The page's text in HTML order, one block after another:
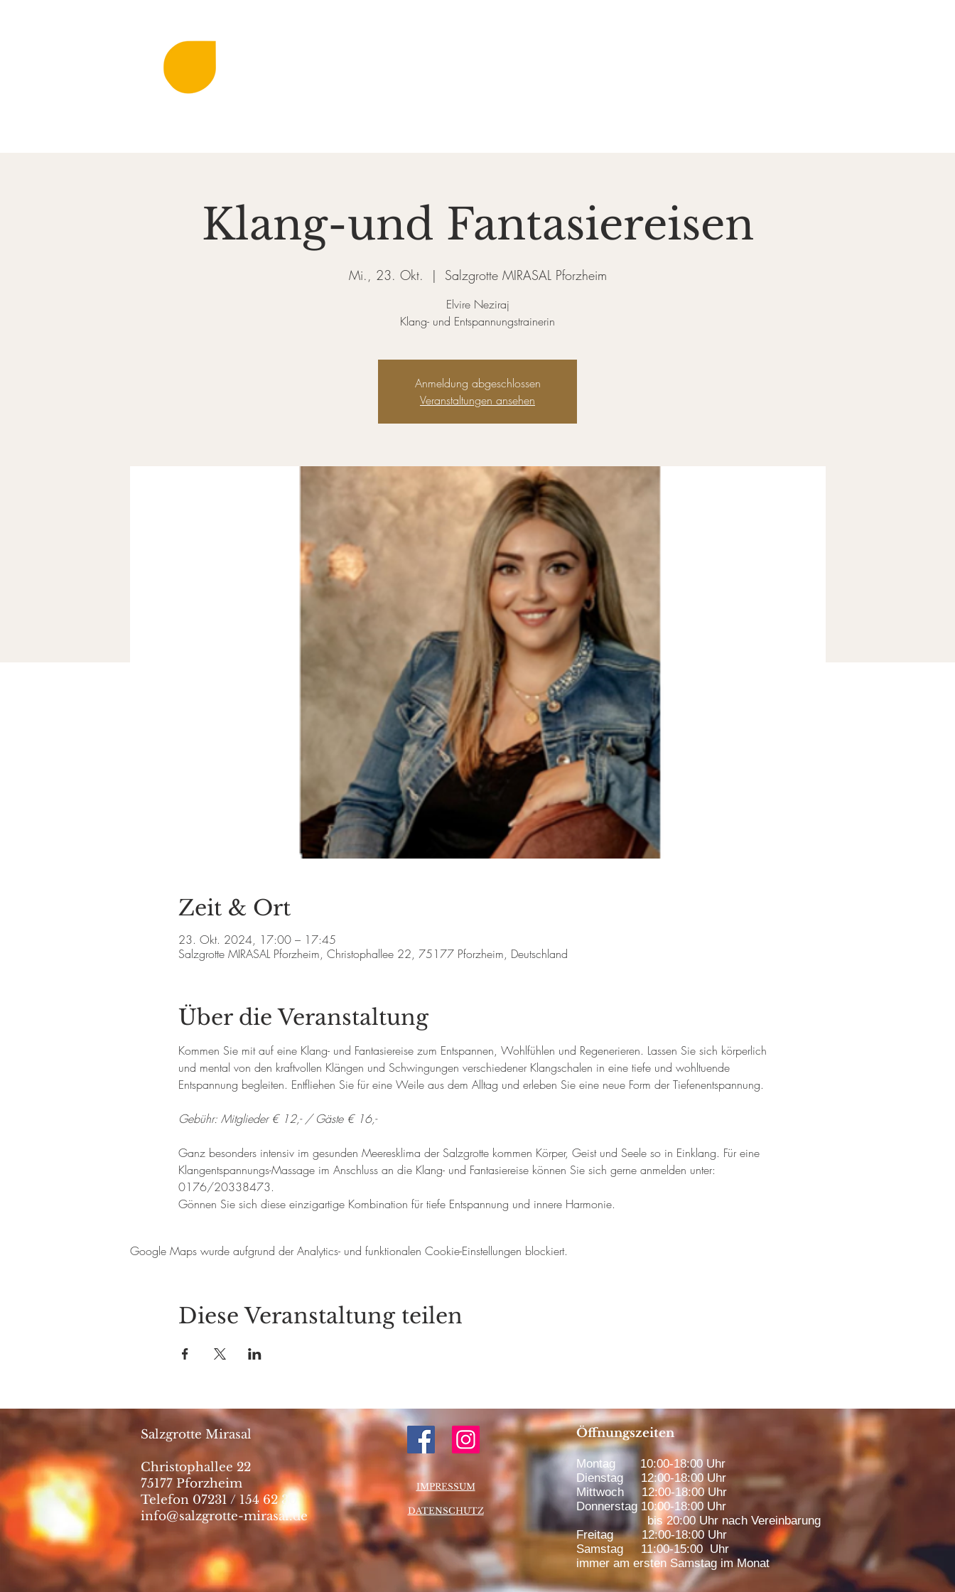
Klang-und Fantasiereisen
Mi., 23. Okt.
  |
Salzgrotte MIRASAL Pforzheim
Elvire Neziraj
Klang- und Entspannungstrainerin
Anmeldung abgeschlossen
Veranstaltungen ansehen
Zeit & Ort
23. Okt. 2024, 17:00 – 17:45
Salzgrotte MIRASAL Pforzheim, Christophallee 22, 75177 Pforzheim, Deutschland
Über die Veranstaltung
Kommen Sie mit auf eine Klang- und Fantasiereise zum Entspannen, Wohlfühlen und Regenerieren. Lassen Sie sich körperlich
und mental von den kraftvollen Klängen und Schwingungen verschiedener Klangschalen in eine tiefe und wohltuende
Entspannung begleiten. Entfliehen Sie für eine Weile aus dem Alltag und erleben Sie eine neue Form der Tiefenentspannung.
Gebühr: Mitglieder € 12,- / Gäste € 16,-
Ganz besonders intensiv im gesunden Meeresklima der Salzgrotte kommen Körper, Geist und Seele so in Einklang. Für eine
Klangentspannungs-Massage im Anschluss an die Klang- und Fantasiereise können Sie sich gerne anmelden unter:
0176/20338473.
Gönnen Sie sich diese einzigartige Kombination für tiefe Entspannung und innere Harmonie.
Google Maps wurde aufgrund der Analytics- und funktionalen Cookie-Einstellungen blockiert.
Diese Veranstaltung teilen
Salzgrotte Mirasal
Christophallee 22
75177 Pforzheim
Telefon 07231 / 154 62 30
info@salzgrotte-mirasal.de
IMPRESSUM
DATENSCHUTZ
Öffnungszeiten
Montag 10:00-18:00 Uhr
Dienstag 12:00-18:00 Uhr
Mittwoch 12:00-18:00 Uhr
Donnerstag 10:00-18:00 Uhr
bis 20:00 Uhr nach Vereinbarung
Freitag 12:00-18:00 Uhr
Samstag 11:00-15:00 Uhr
immer am ersten Samstag im Monat